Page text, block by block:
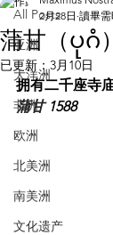
All Posts
亚洲
大洋洲
非洲
欧洲
北美洲
南美洲
文化遗产
蒲甘（ပုဂံ）
2月28日 讀畢
已更新：3月10日
拥有二千座寺
蒲甘 1588